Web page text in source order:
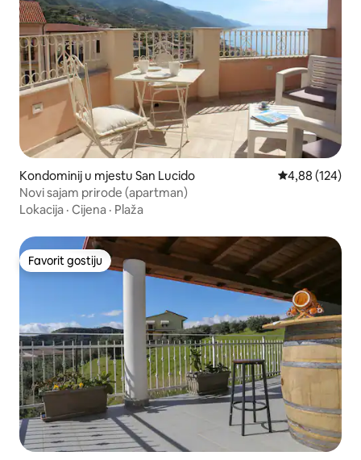
Kondominij u mjestu San Lucido Prosječna
4,88 (124)
Novi sajam prirode (apartman)
Lokacija · Cijena · Plaža
Favorit gostiju
Favorit gostiju